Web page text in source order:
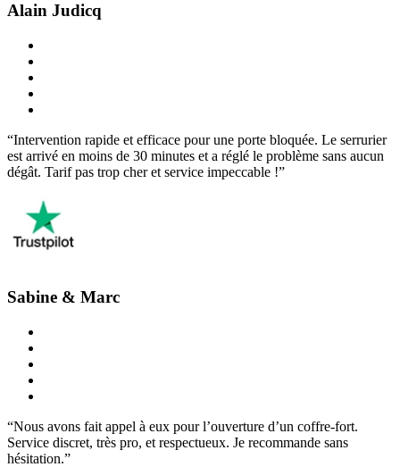
Alain Judicq
“Intervention rapide et efficace pour une porte bloquée. Le serrurier
est arrivé en moins de 30 minutes et a réglé le problème sans aucun
dégât. Tarif pas trop cher et service impeccable !”
Sabine & Marc
“Nous avons fait appel à eux pour l’ouverture d’un coffre-fort.
Service discret, très pro, et respectueux. Je recommande sans
hésitation.”